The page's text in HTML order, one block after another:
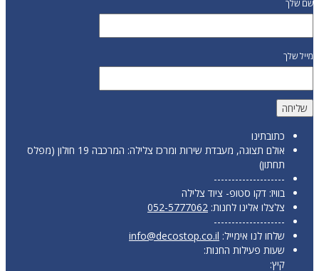
שם שלך
מייל שלך
כתובתינו
אולם תצוגה, מעבדת שירות ומרכז צלילה: המרכבה 19 חולון (מפלס
תחתון)
--------------------
בוויז: דקו סטופ- ציוד צלילה
צלצלו אלינו לחנות: 052-5777062
--------------------
שלחו לנו אימייל: info@decostop.co.il
שעות פעילות החנות:
קיץ: